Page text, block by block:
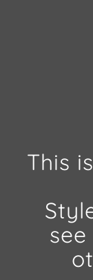
This